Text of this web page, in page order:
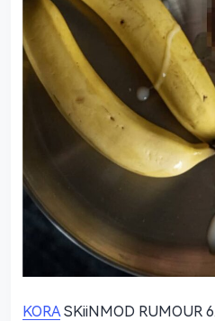
KORASKiiNMOD RUMOUR